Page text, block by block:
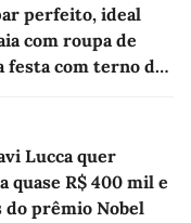
perfeito, ideal
com roupa de
festa com terno de
Lucca quer
quase R$ 400 mil e
do prêmio Nobel